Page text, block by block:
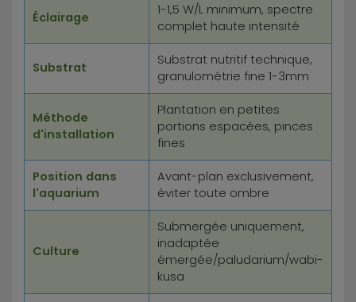
Éclairage
1-1,5 W/L minimum, spectre
complet haute intensité
Substrat
Substrat nutritif technique,
granulométrie fine 1-3mm
Méthode
d'installation
Plantation en petites
portions espacées, pinces
fines
Position dans
l'aquarium
Avant-plan exclusivement,
éviter toute ombre
Culture
Submergée uniquement,
inadaptée
émergée/paludarium/wabi-
kusa